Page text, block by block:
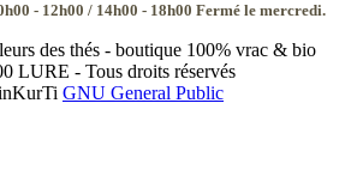
- 12h00 / 14h00 - 18h00 Fermé le mercredi.
des thés - boutique 100% vrac & bio
LURE - Tous droits réservés
GNU General Public